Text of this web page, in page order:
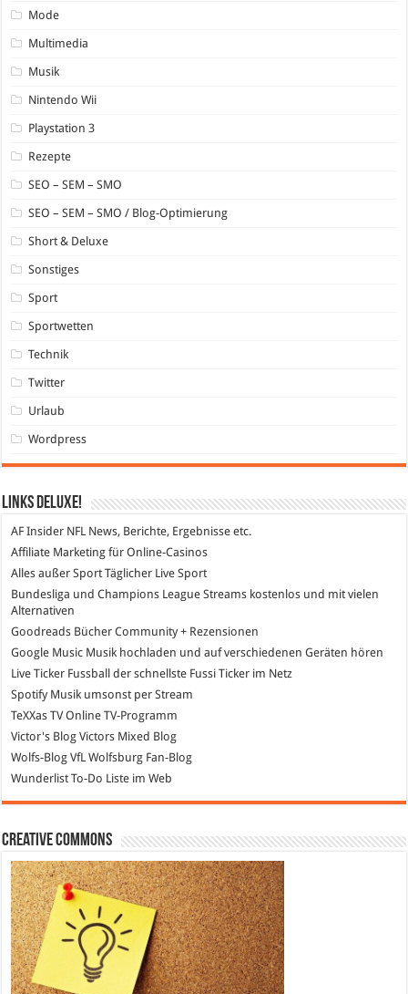
Mode
Multimedia
Musik
Nintendo Wii
Playstation 3
Rezepte
SEO – SEM – SMO
SEO – SEM – SMO / Blog-Optimierung
Short & Deluxe
Sonstiges
Sport
Sportwetten
Technik
Twitter
Urlaub
Wordpress
Links DeLuXe!
AF Insider NFL News, Berichte, Ergebnisse etc.
Affiliate Marketing für Online-Casinos
Alles außer Sport Täglicher Live Sport
Bundesliga und Champions League Streams kostenlos und mit vielen
Alternativen
Goodreads Bücher Community + Rezensionen
Google Music Musik hochladen und auf verschiedenen Geräten hören
Live Ticker Fussball der schnellste Fussi Ticker im Netz
SpotifyMusik umsonst per Stream
TeXXas TVOnline TV-Programm
Victor's Blog Victors Mixed Blog
Wolfs-Blog VfL Wolfsburg Fan-Blog
Wunderlist To-Do Liste im Web
Creative Commons